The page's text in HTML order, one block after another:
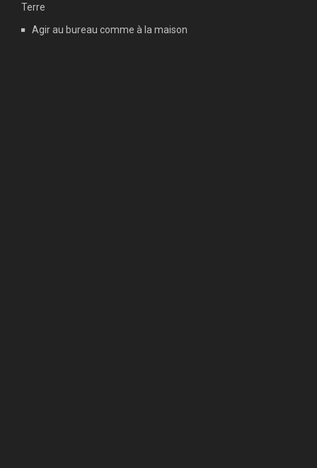
Terre
Agir au bureau comme à la maison